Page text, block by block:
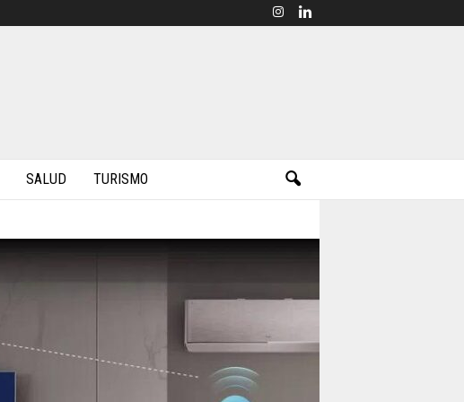
SALUD TURISMO